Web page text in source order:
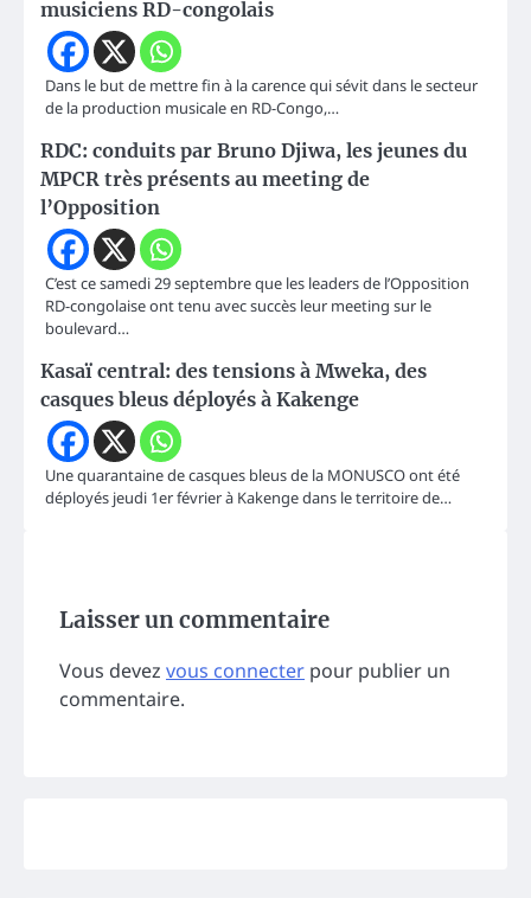
musiciens RD-congolais
Dans le but de mettre fin à la carence qui sévit dans le secteur
de la production musicale en RD-Congo,…
RDC: conduits par Bruno Djiwa, les jeunes du
MPCR très présents au meeting de
l’Opposition
C’est ce samedi 29 septembre que les leaders de l’Opposition
RD-congolaise ont tenu avec succès leur meeting sur le
boulevard…
Kasaï central: des tensions à Mweka, des
casques bleus déployés à Kakenge
Une quarantaine de casques bleus de la MONUSCO ont été
déployés jeudi 1er février à Kakenge dans le territoire de…
Laisser un commentaire
Vous devez vous connecter pour publier un
commentaire.